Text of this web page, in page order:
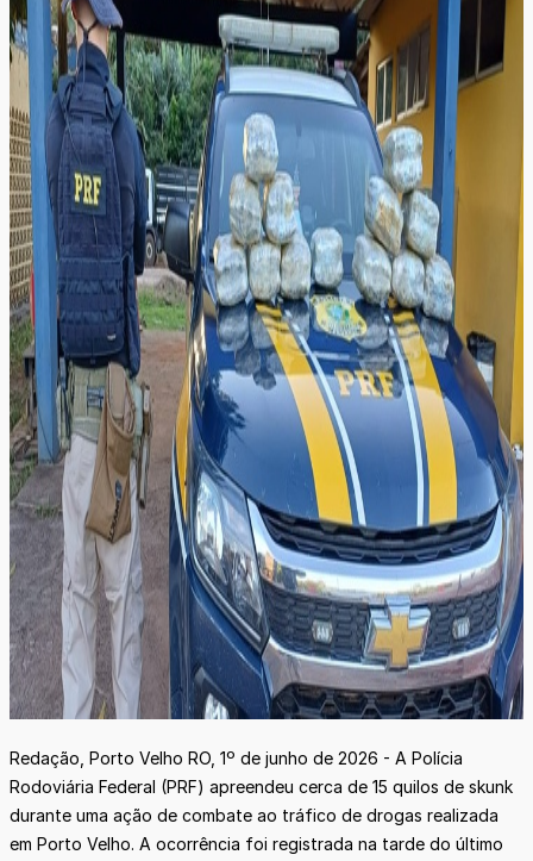
Redação, Porto Velho RO, 1º de junho de 2026 - A Polícia
Rodoviária Federal (PRF) apreendeu cerca de 15 quilos de skunk
durante uma ação de combate ao tráfico de drogas realizada
em Porto Velho. A ocorrência foi registrada na tarde do último